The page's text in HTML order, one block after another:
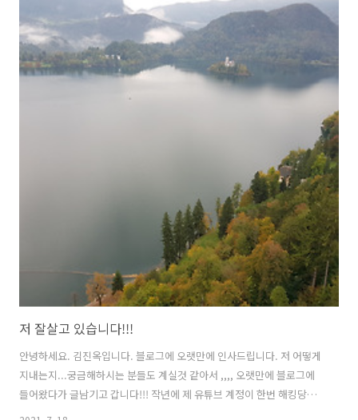
어서요... 단역부터...역할을 하나씩 했었는데요.. 오늘 소개하는 영상은
짧은데요....건희가 웹드라마 촬영한것 중 주연으로 나오는 첫작품입니
다. 곧 두번째 주연작품 영상 나옵니다. 지금은....대학교에서 전기전자
공학을 전공하고 있는데요... 꿈은 연기자라고 합니다. 건희가..
저 잘살고 있습니다!!!
안녕하세요. 김진옥입니다. 블로그에 오랫만에 인사드립니다. 저 어떻게
지내는지...궁금해하시는 분들도 계실것 같아서 ,,,, 오랫만에 블로그에
들어왔다가 글남기고 갑니다!!! 작년에 제 유튜브 계정이 한번 해킹당한
후.....블로그랑 유튜브랑... 하는것이 무서웠습니다 ;; 제 불찰이었지만